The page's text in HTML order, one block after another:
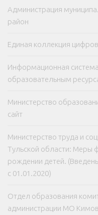
Администрация
район
Единая коллекция
Информационная
образовательным
Министерство
сайт
Министерство труда и
Тульской области: Меры
рождении детей.
с 01.01.2020)
Отдел образования
администрации МО